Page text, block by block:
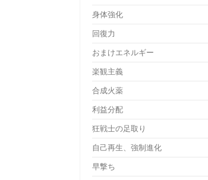
身体強化
回復力
おまけエネルギー
楽観主義
合成火薬
利益分配
狂戦士の足取り
自己再生、強制進化
早撃ち